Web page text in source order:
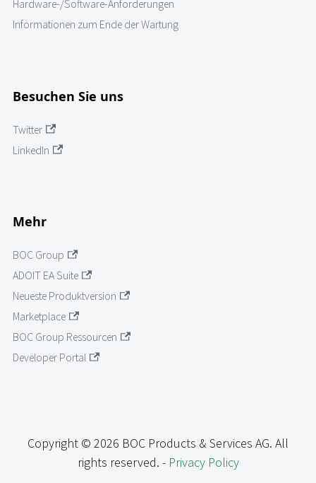
Hardware-/Software-Anforderungen
Informationen zum Ende der Wartung
Besuchen Sie uns
Twitter
LinkedIn
Mehr
BOC Group
ADOIT EA Suite
Neueste Produktversion
Marketplace
BOC Group Ressourcen
Developer Portal
Copyright © 2026 BOC Products & Services AG. All
rights reserved. - Privacy Policy